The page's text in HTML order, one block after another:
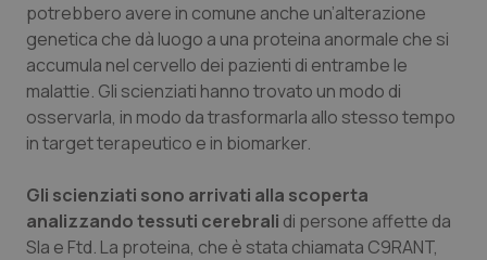
Emilia-Romagna
Friuli Venezia Giulia
Lazio
Liguria
Lombardia
Colesterolo & coronaropatie
Dermatite Atopica
Diabete & glucometri
Disturbi dell’umore
Dolore
potrebbero avere in comune anche un’alterazione
genetica che dà luogo a una proteina anormale che si
accumula nel cervello dei pazienti di entrambe le
malattie. Gli scienziati hanno trovato un modo di
osservarla, in modo da trasformarla allo stesso tempo
in target terapeutico e in biomarker.
Gli scienziati sono arrivati alla scoperta
analizzando tessuti cerebrali di persone affette da
Sla e Ftd. La proteina, che è stata chiamata C9RANT,